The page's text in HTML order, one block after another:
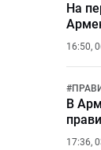
На
16:50,
#
В
17:36,